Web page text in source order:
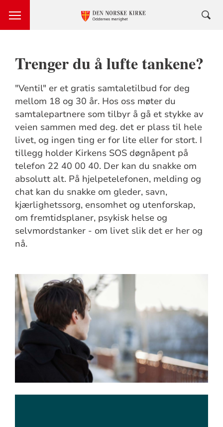
Trenger du å lufte tankene?
"Ventil" er et gratis samtaletilbud for deg
mellom 18 og 30 år. Hos oss møter du
samtalepartnere som tilbyr å gå et stykke av
veien sammen med deg. det er plass til hele
livet, og ingen ting er for lite eller for stort. I
tillegg holder Kirkens SOS døgnåpent på
telefon 22 40 00 40. Der kan du snakke om
absolutt alt. På hjelpetelefonen, melding og
chat kan du snakke om gleder, savn,
kjærlighetssorg, ensomhet og utenforskap,
om fremtidsplaner, psykisk helse og
selvmordstanker - om livet slik det er her og
nå.